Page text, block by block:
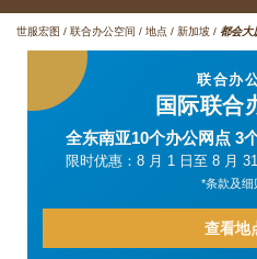
世服宏图 / 联合办公空间 / 地点 / 新加坡 / 都会大
联合办
国际联合
全东南亚10个办公网点 3
限时优惠：8 月 1 日至 8 月
*条款及细
查看地